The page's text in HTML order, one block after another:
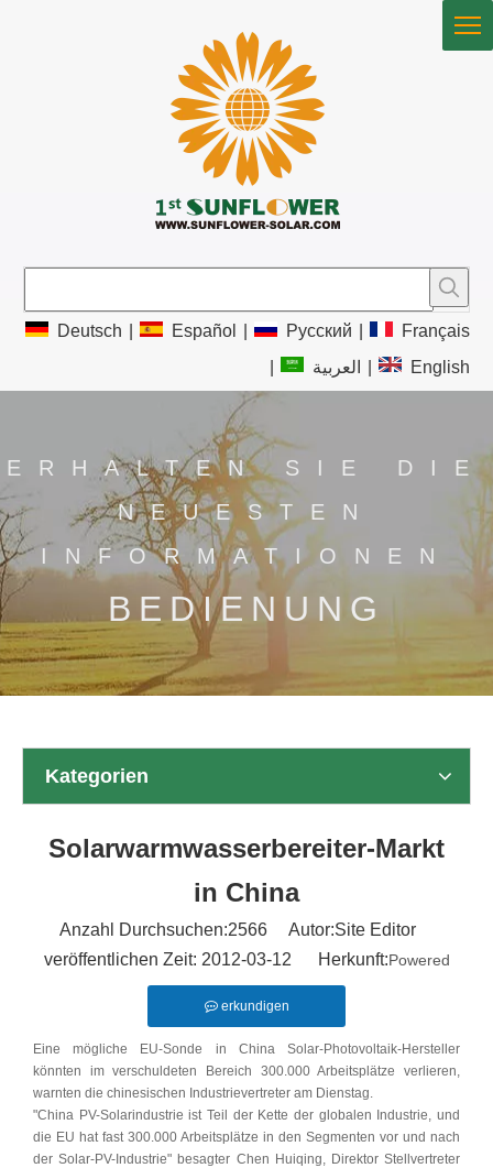
Deutsch Español Pусский
Français
العربية English
ERHALTEN SIE DIE
NEUESTEN
INFORMATIONEN
BEDIENUNG
Kategorien
Solarwarmwasserbereiter-Markt
in China
Anzahl Durchsuchen:2566 Autor:Site Editor
veröffentlichen Zeit: 2012-03-12 Herkunft:Powered
erkundigen
Eine mögliche EU-Sonde in China Solar-Photovoltaik-Hersteller
könnten im verschuldeten Bereich 300.000 Arbeitsplätze verlieren,
warnten die chinesischen Industrievertreter am Dienstag.
"China PV-Solarindustrie ist Teil der Kette der globalen Industrie, und
die EU hat fast 300.000 Arbeitsplätze in den Segmenten vor und nach
der Solar-PV-Industrie" besagter Chen Huiqing, Direktor Stellvertreter